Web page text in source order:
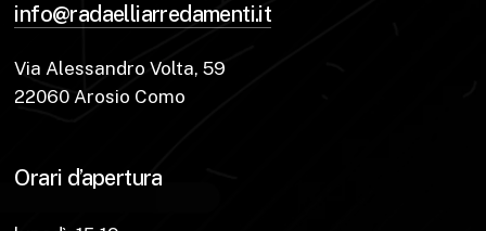
info@radaelliarredamenti.it
Via Alessandro Volta, 59
22060 Arosio Como
Orari d’apertura